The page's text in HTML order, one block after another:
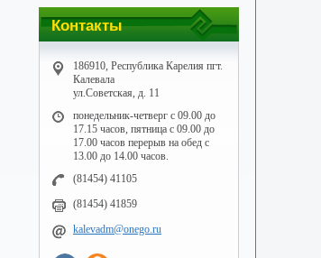
Контакты
186910, Республика Карелия пгт.
Калевала
ул.Советская, д. 11
понедельник-четверг с 09.00 до
17.15 часов, пятница с 09.00 до
17.00 часов перерыв на обед с
13.00 до 14.00 часов.
(81454) 41105
(81454) 41859
kalevadm@onego.ru